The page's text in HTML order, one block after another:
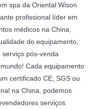
spa da Oriental Wison
profissional líder em
médicos na China,
do equipamento,
pós-venda
Cada equipamento
certificado CE, SGS ou
na China, podemos
serviços